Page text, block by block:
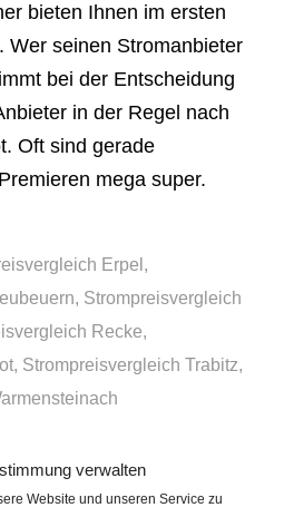
verwalten
Website und unseren Service zu
bieten Ihnen im ersten
Wer seinen Stromanbieter
bei der Entscheidung
in der Regel nach
Oft sind gerade
mega super.
Erpel
Strompreisvergleich
Recke
, Strompreisvergleich Trabitz